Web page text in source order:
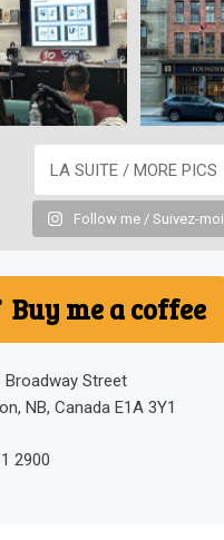
LA SUITE / MORE PICS
Follow me / Suivez-moi
Buy me a coffee
Broadway Street
NB, Canada E1A 3Y1
2900